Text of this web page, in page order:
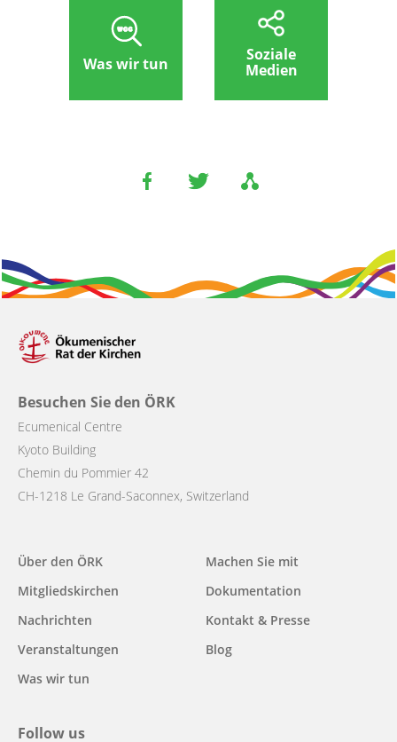
Was wir tun
Soziale
Medien
Besuchen Sie den ÖRK
Ecumenical Centre
Kyoto Building
Chemin du Pommier 42
CH-1218 Le Grand-Saconnex, Switzerland
navigation
Über den ÖRK
Mitgliedskirchen
Nachrichten
Veranstaltungen
Was wir tun
Machen Sie mit
Dokumentation
Kontakt & Presse
Blog
Follow us